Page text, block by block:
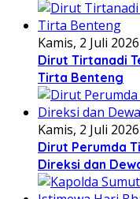
Kamis, 2 Juli 2026
Dirut Tirtanadi
Tirta Benteng
Kamis, 2 Juli 2026
Dirut Perumda
Direksi dan